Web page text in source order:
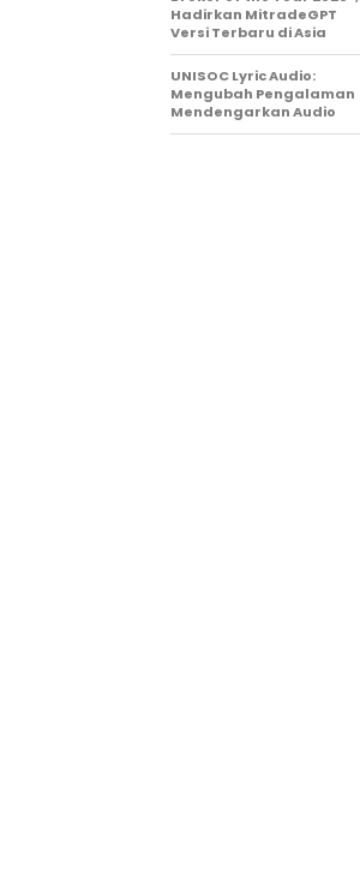
Hadirkan MitradeGPT
Versi Terbaru di Asia
UNISOC Lyric Audio:
Mengubah Pengalaman
Mendengarkan Audio